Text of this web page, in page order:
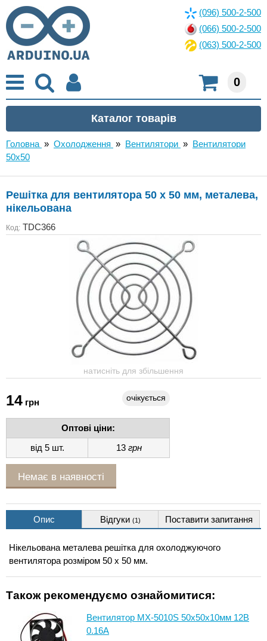
(096) 500-2-500
(066) 500-2-500
(063) 500-2-500
0
Головна » Охолодження » Вентилятори » Вентилятори
50x50
Решітка для вентилятора 50 x 50 мм, металева,
нікельована
Код: TDC366
натисніть для збільшення
14 грн очікується
Оптові ціни:
від 5 шт.
13грн
Немає в наявності
Опис Відгуки (1) Поставити запитання
Нікельована металева решітка для охолоджуючого
вентилятора розміром 50 x 50 мм.
Також рекомендуємо ознайомитися:
Вентилятор MX-5010S 50х50х10мм 12В
0.16A